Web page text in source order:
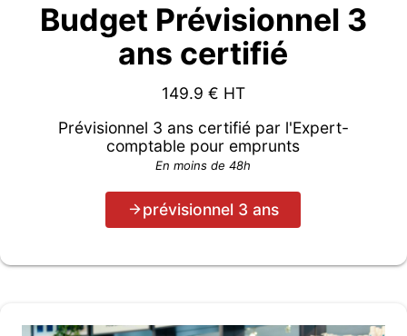
Budget Prévisionnel 3
ans certifié
149.9 € HT
Prévisionnel 3 ans certifié par l'Expert-
comptable pour emprunts
En moins de 48h
prévisionnel 3 ans